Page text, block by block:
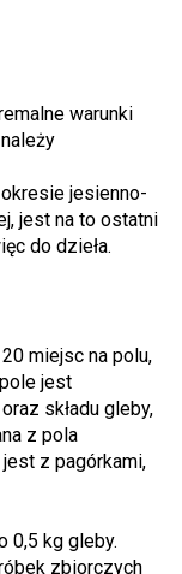
warunki
jesienno-
jest na to ostatni
do dzieła.
miejsc na polu,
jest
składu gleby,
z pola
z pagórkami,
0,5 kg gleby.
zbiorczych